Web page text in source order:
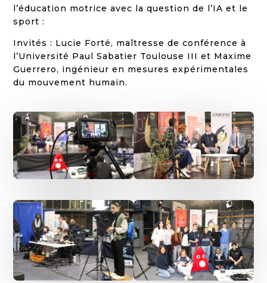
l’éducation motrice avec la question de l’IA et le
sport :
Invités : Lucie Forté, maîtresse de conférence à
l’Université Paul Sabatier Toulouse III et Maxime
Guerrero, ingénieur en mesures expérimentales
du mouvement humain.